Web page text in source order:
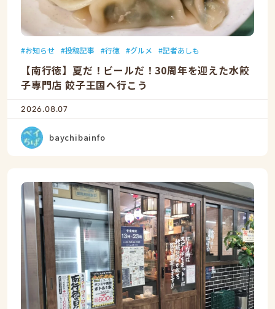
お知らせ 投稿記事 行徳 グルメ 記者あしも
【南行徳】夏だ！ビールだ！30周年を迎えた水餃
子専門店 餃子王国へ行こう
2026.08.07
baychibainfo